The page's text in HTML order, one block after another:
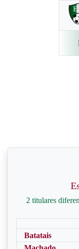
2 titulares
Batatais